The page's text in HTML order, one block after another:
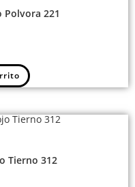
Polvora 221
Tierno 312